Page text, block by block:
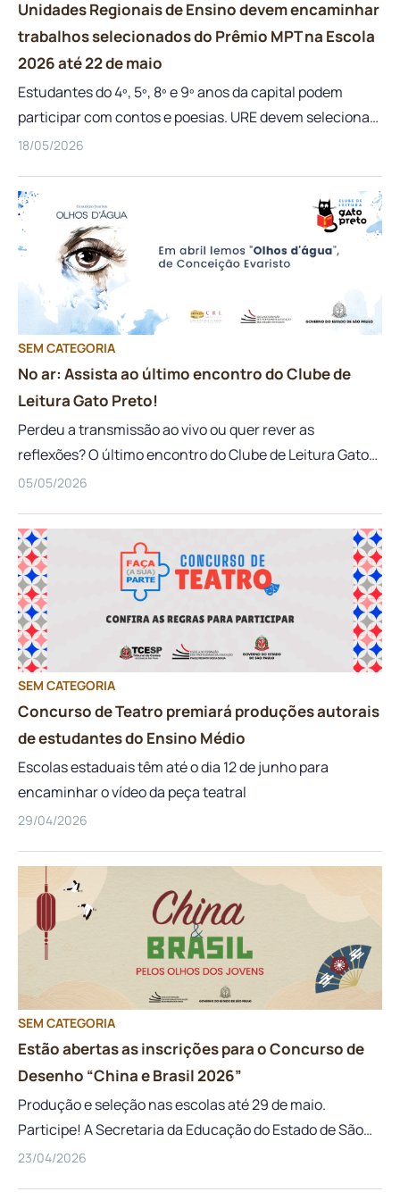
Unidades Regionais de Ensino devem encaminhar
trabalhos selecionados do Prêmio MPT na Escola
2026 até 22 de maio
Estudantes do 4º, 5º, 8º e 9º anos da capital podem
participar com contos e poesias. URE devem selecionar
e encaminhar produções estudantis para a etapa
18/05/2026
SEM CATEGORIA
No ar: Assista ao último encontro do Clube de
Leitura Gato Preto!
Perdeu a transmissão ao vivo ou quer rever as
reflexões? O último encontro do Clube de Leitura Gato
Preto já está disponível para você conferir quando
escrevivência de Conceição Evaristo com a discussão
do conto “Olhos d’água”. Foi um diálogo potente sobre
literatura, memória e resistência, explorando as
profundezas da realidade social brasileira e das
vivências apresentadas pela autora. Durante o
encontro, você poderá acompanhar uma análise
literária profunda sobre o conto “Olhos d’água”, com
discussões essenciais sobre ancestralidade,
desigualdade e a sensibilidade dos afetos na escrita de
05/05/2026
SEM CATEGORIA
Concurso de Teatro premiará produções autorais
de estudantes do Ensino Médio
Escolas estaduais têm até o dia 12 de junho para
encaminhar o vídeo da peça teatral
29/04/2026
SEM CATEGORIA
Estão abertas as inscrições para o Concurso de
Desenho “China e Brasil 2026”
Produção e seleção nas escolas até 29 de maio.
Participe! A Secretaria da Educação do Estado de São
Paulo (SEDUC-SP), em parceria com o Consulado Geral
23/04/2026